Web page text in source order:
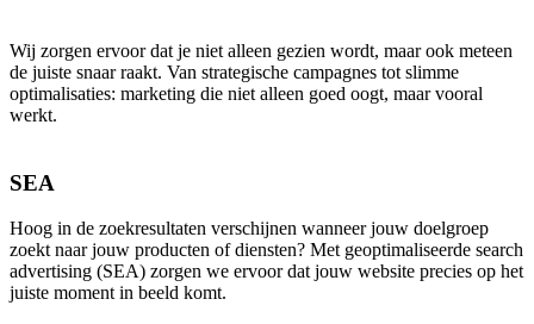
Wij zorgen ervoor dat je niet alleen gezien wordt, maar ook meteen
de juiste snaar raakt. Van strategische campagnes tot slimme
optimalisaties: marketing die niet alleen goed oogt, maar vooral
werkt.
SEA
Hoog in de zoekresultaten verschijnen wanneer jouw doelgroep
zoekt naar jouw producten of diensten? Met geoptimaliseerde search
advertising (SEA) zorgen we ervoor dat jouw website precies op het
juiste moment in beeld komt.